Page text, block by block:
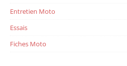
Entretien Moto
Essais
Fiches Moto